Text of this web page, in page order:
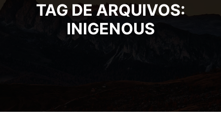
TAG DE ARQUIVOS:
INIGENOUS